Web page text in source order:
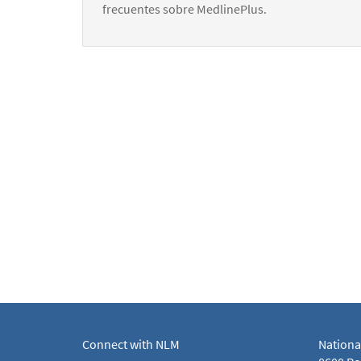
frecuentes sobre MedlinePlus.
Connect with NLM